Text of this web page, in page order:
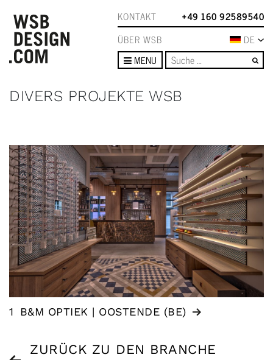
KONTAKT
+49 160 92589540
ÜBER WSB
DE
MENU
DIVERS PROJEKTE WSB
1 B&M OPTIEK | OOSTENDE (BE)
ZURÜCK ZU DEN BRANCHE